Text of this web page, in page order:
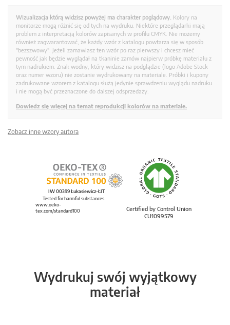
Wizualizacja którą widzisz powyżej ma charakter poglądowy. Kolory na
monitorze mogą różnić się od tych na wydruku. Niektóre przeglądarki mają
problem z interpretacją kolorów zapisanych w profilu CMYK. Nie możemy
również zagwarantować, że każdy wzór z katalogu powtarza się w sposób
"bezszwowy". Jeżeli zamawiasz ten wzór po raz pierwszy i chcesz mieć
pewność jak będzie wyglądał na tkaninie zamów najpierw próbkę materiału z
tym nadrukiem. Znak wodny, który widzisz na podglądzie (logo Adobe Stock
oraz numer wzoru) nie zostanie wydrukowany na materiale. Próbki i kupony
zadrukowane wzorem z katalogu służą jedynie sprawdzeniu wyglądu nadruku
i nie mogą być przeznaczone do dalszej odsprzedaży.
Dowiedz się więcej na temat reprodukcji kolorów na materiale.
Zobacz inne wzory autora
Certified by Control Union
CU1099579
IW 00399 Łukasiewicz-ŁIT
Tested for harmful substances.
www.oeko-
tex.com/standard100
Wydrukuj swój wyjątkowy
materiał